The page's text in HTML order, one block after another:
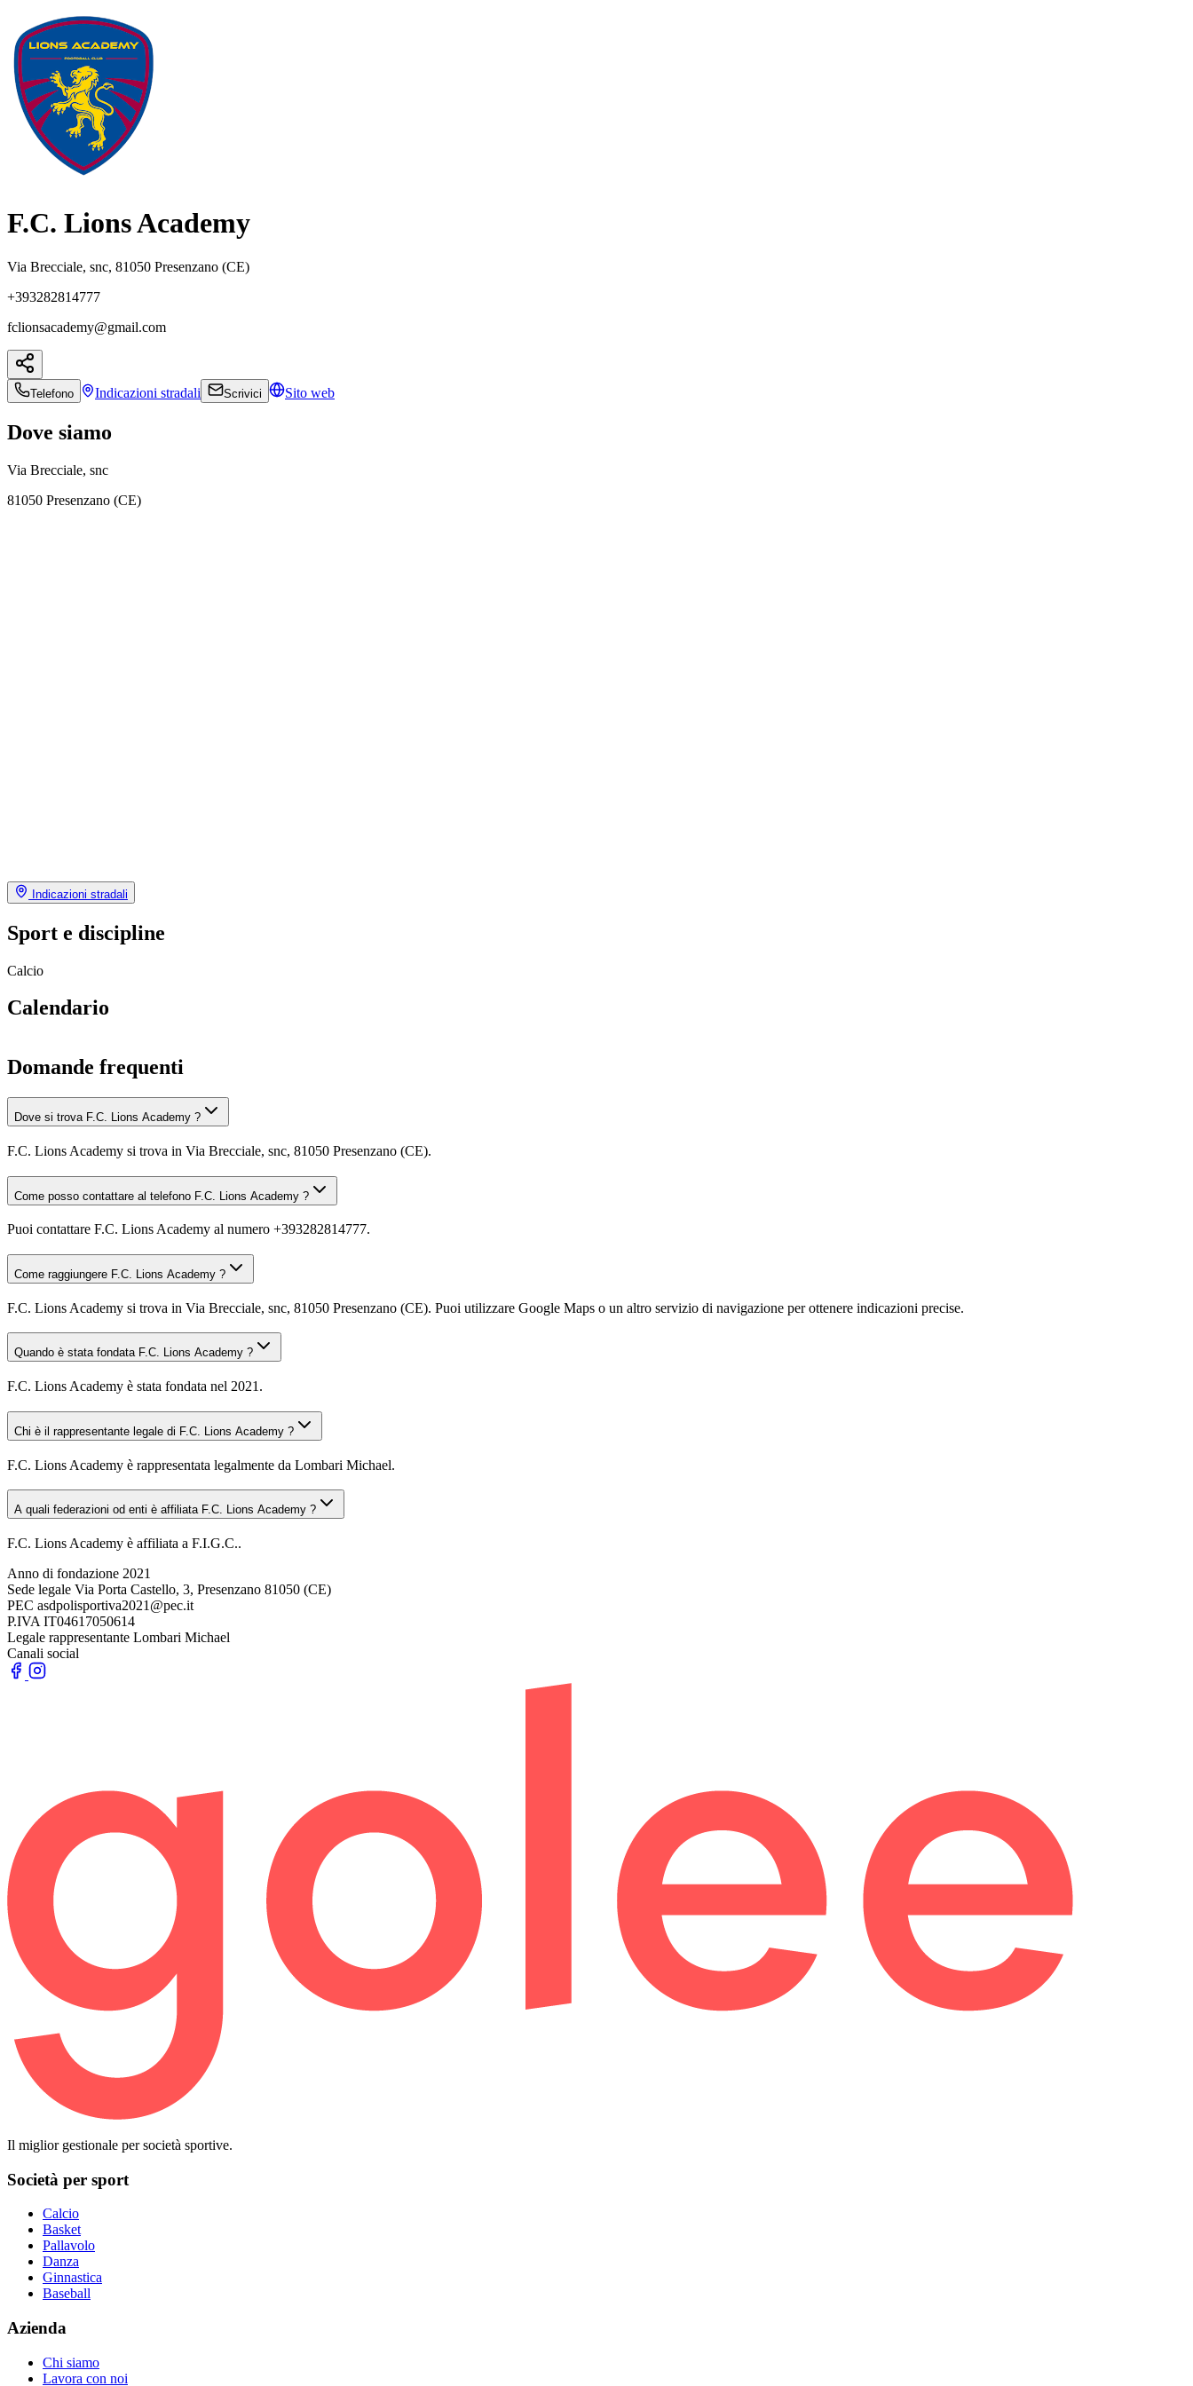
F.C. Lions Academy
Via Brecciale, snc, 81050 Presenzano (CE)
+393282814777
fclionsacademy@gmail.com
Telefono Indicazioni stradali Scrivici Sito web
Dove siamo
Via Brecciale, snc
81050 Presenzano (CE)
Indicazioni stradali
Sport e discipline
Calcio
Calendario
Domande frequenti
Dove si trova F.C. Lions Academy ?
F.C. Lions Academy si trova in Via Brecciale, snc, 81050 Presenzano (CE).
Come posso contattare al telefono F.C. Lions Academy ?
Puoi contattare F.C. Lions Academy al numero +393282814777.
Come raggiungere F.C. Lions Academy ?
F.C. Lions Academy si trova in Via Brecciale, snc, 81050 Presenzano (CE). Puoi utilizzare Google Maps o un altro servizio di navigazione per ottenere indicazioni precise.
Quando è stata fondata F.C. Lions Academy ?
F.C. Lions Academy è stata fondata nel 2021.
Chi è il rappresentante legale di F.C. Lions Academy ?
F.C. Lions Academy è rappresentata legalmente da Lombari Michael.
A quali federazioni od enti è affiliata F.C. Lions Academy ?
F.C. Lions Academy è affiliata a F.I.G.C..
Anno di fondazione 2021
Sede legale Via Porta Castello, 3, Presenzano 81050 (CE)
PEC asdpolisportiva2021@pec.it
P.IVA IT04617050614
Legale rappresentante Lombari Michael
Canali social
Il miglior gestionale per società sportive.
Società per sport
Calcio
Basket
Pallavolo
Danza
Ginnastica
Baseball
Azienda
Chi siamo
Lavora con noi